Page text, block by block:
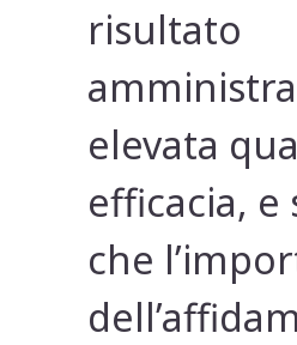
risultato
elevata
efficacia, e
che